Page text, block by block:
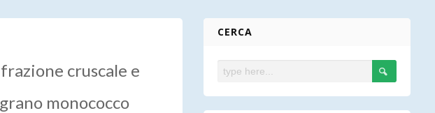
cruscale e
monococco
CERCA